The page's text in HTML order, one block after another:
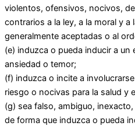
violentos, ofensivos, nocivos,
contrarios a la ley, a la moral y
generalmente aceptadas o al
(e) induzca o pueda inducir a un
ansiedad o temor;
(f) induzca o incite a
riesgo o nocivas para la salud y
(g) sea falso, ambiguo,
de forma que induzca o pueda